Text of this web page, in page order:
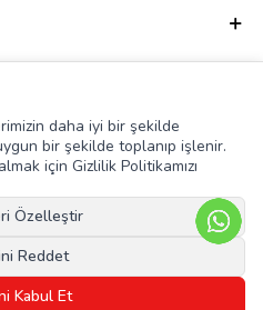
daha iyi bir şekilde
bir şekilde toplanıp işlenir.
için Gizlilik Politikamızı
Özelleştir
Reddet
Kabul Et